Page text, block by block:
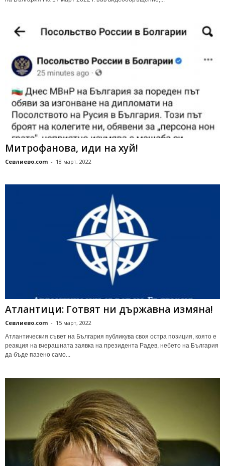
Митрофанова, иди на хуй!
Севлиево.com - 18 март, 2022
Атлантици: Готвят ни държавна измяна!
Севлиево.com - 15 март, 2022
Атлантическия съвет на България публикува своя остра позиция, която е
реакция на вчерашната заявка на президента Радев, небето на България
да бъде пазено само...